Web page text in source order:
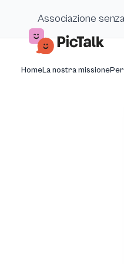
Associazione
HomeLa nostra missione